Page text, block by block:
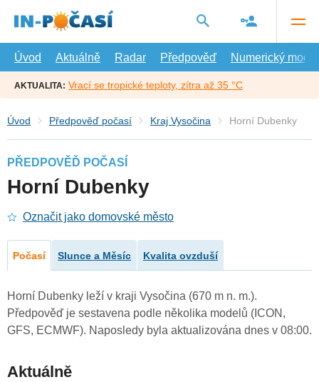
hlavní
Úvod
Aktuálně Radar Předpověď Numerický model
AKTUALITA: Vrací se tropické teploty, zítra až 35 °C
Úvod Předpověď počasí Kraj Vysočina Horní Dubenky
PŘEDPOVĚĎ POČASÍ
Horní Dubenky
Označit jako domovské město
Počasí Slunce a Měsíc Kvalita ovzduší
Horní Dubenky leží v kraji Vysočina (670 m n. m.).
Předpověď je sestavena podle několika modelů (ICON,
GFS, ECMWF). Naposledy byla aktualizována dnes v 08:00.
Aktuálně